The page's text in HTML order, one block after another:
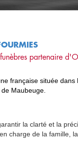
partenaire d'
française située dans
de Maubeuge
la clarté et la
charge de la famille,